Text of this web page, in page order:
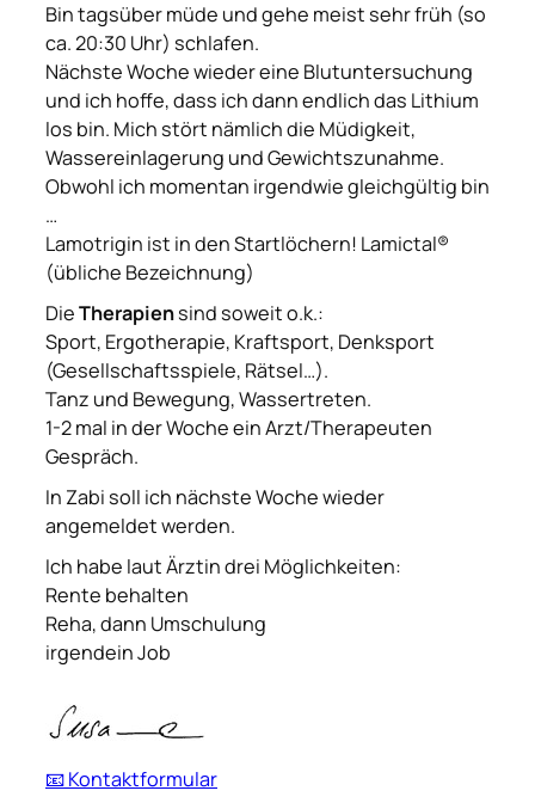
Bin tagsüber müde und gehe meist sehr früh (so
ca. 20:30 Uhr) schlafen.
Nächste Woche wieder eine Blutuntersuchung
und ich hoffe, dass ich dann endlich das Lithium
los bin. Mich stört nämlich die Müdigkeit,
Wassereinlagerung und Gewichtszunahme.
Obwohl ich momentan irgendwie gleichgültig bin
…
Lamotrigin ist in den Startlöchern! Lamictal®
(übliche Bezeichnung)
DieTherapiensind soweit o.k.:
Sport, Ergotherapie, Kraftsport, Denksport
(Gesellschaftsspiele, Rätsel…).
Tanz und Bewegung, Wassertreten.
1-2 mal in der Woche ein Arzt/Therapeuten
Gespräch.
In Zabi soll ich nächste Woche wieder
angemeldet werden.
Ich habe laut Ärztin drei Möglichkeiten:
Rente behalten
Reha, dann Umschulung
irgendein Job
📧 Kontaktformular